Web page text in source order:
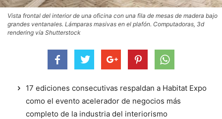
Vista frontal del interior de una oficina con una fila de mesas de madera bajo
grandes ventanales. Lámparas masivas en el plafón. Computadoras, 3d
rendering vía Shutterstock
17 ediciones consecutivas respaldan a Habitat Expo
como el evento acelerador de negocios más
completo de la industria del interiorismo